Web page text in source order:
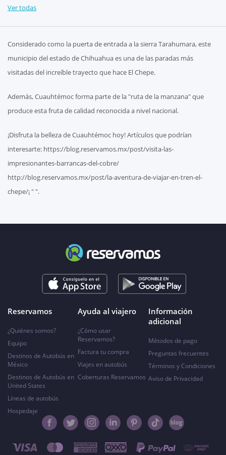
Ver todas
Considerado como la puerta de entrada a la sierra Tarahumara, este
municipio del estado de Chihuahua es una de las paradas más
visitadas del increíble trayecto que hace El Chepe.
Además, Cuauhtémoc forma parte de la "ruta de la manzana" que
produce esta fruta de calidad reconocida a nivel nacional.
¡Disfruta la belleza de Cuauhtémoc hoy! Artículos que podrían
interesarte: https://blog.reservamos.mx/post/visita-las-
impresionantes-barrancas-del-cobre/
http://blog.reservamos.mx/post/la-aventura-de-viajar-en-tren-el-
chepe/¡ " ".
Reservamos
¿Quiénes somos?
Equipo
Destinos de Autobús en
México
Destinos de Autobús en
United States
Líneas de autobús
Hospedaje
Ayuda al viajero
¿Cómo usar
Reservamos?
Factura tu compra
Viajes en autobús
Coberturas Reservamos
Información
adicional
Métodos de pago
Preguntas frecuentes
Términos y Condiciones
Aviso de Privacidad